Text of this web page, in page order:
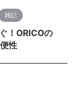
雑記
！ORICOの
性